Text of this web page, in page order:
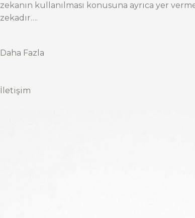
zekanın kullanılması konusuna ayrıca yer
zekadır….
Daha Fazla
İletişim